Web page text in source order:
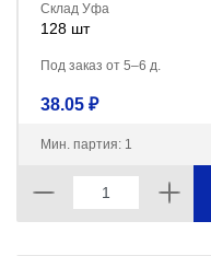
Склад Уфа
128 шт
Под заказ от 5–6 д.
38.05 ₽
Мин. партия: 1